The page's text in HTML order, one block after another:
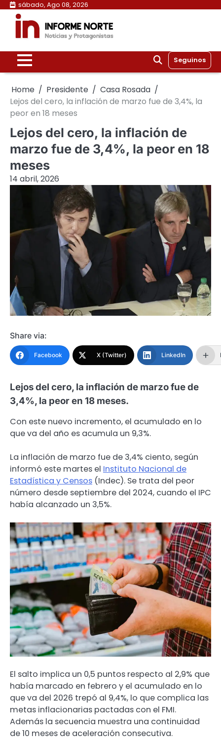
Skip
content
sábado, Ago 08, 2026
Seguinos
Home Presidente
Casa Rosada
Lejos del cero, la inflación de marzo fue de 3,4%, la
peor en 18 meses
Lejos del cero, la inflación de
marzo fue de 3,4%, la peor en 18
meses
14 abril, 2026
Share via:
Facebook X (Twitter) LinkedIn
Lejos del cero, la inflación de marzo fue de
3,4%, la peor en 18 meses.
Con este nuevo incremento, el acumulado en lo
que va del año es acumula un 9,3%.
La inflación de marzo fue de 3,4% ciento, según
informó este martes el Instituto Nacional de
Estadística y Censos (Indec). Se trata del peor
número desde septiembre del 2024, cuando el IPC
había alcanzado un 3,5%.
El salto implica un 0,5 puntos respecto al 2,9% que
había marcado en febrero y el acumulado en lo
que va del 2026 trepó al 9,4%, lo que complica las
metas inflacionarias pactadas con el FMI.
Además la secuencia muestra una continuidad
de 10 meses de aceleración consecutiva.